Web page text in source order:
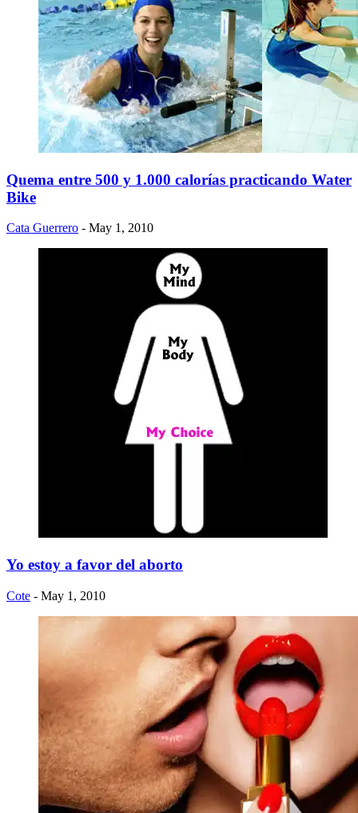
Quema entre 500 y 1.000 calorías practicando Water
Bike
Cata Guerrero - May 1, 2010
Yo estoy a favor del aborto
Cote - May 1, 2010